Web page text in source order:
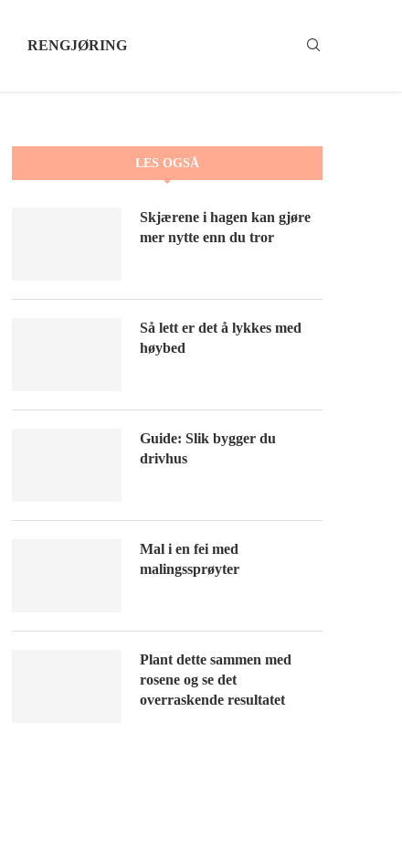
RENGJØRING
LES OGSÅ
Skjærene i hagen kan gjøre
mer nytte enn du tror
Så lett er det å lykkes med
høybed
Guide: Slik bygger du
drivhus
Mal i en fei med
malingssprøyter
Plant dette sammen med
rosene og se det
overraskende resultatet